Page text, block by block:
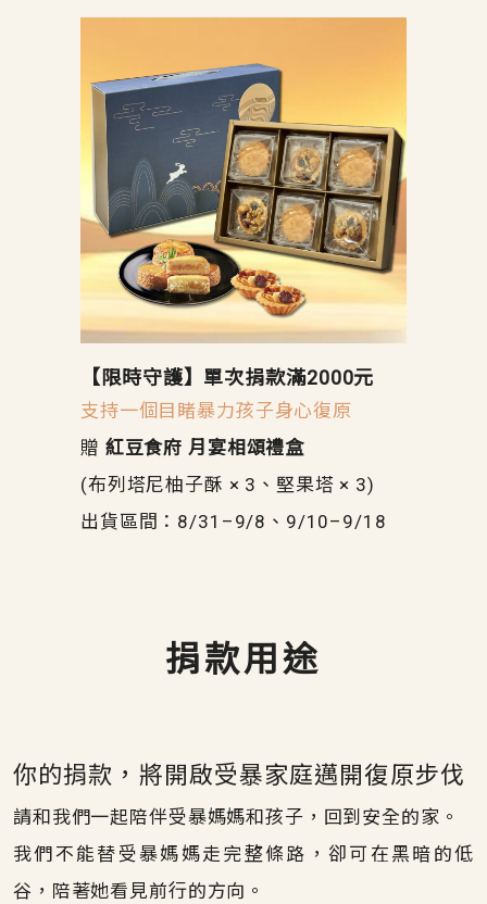
【限時守護】單次捐款滿2000元
支持一個目睹暴力孩子身心復原
贈 紅豆食府 月宴相頌禮盒
(布列塔尼柚子酥 × 3、堅果塔 × 3)
出貨區間：8/31–9/8、9/10–9/18
捐款用途
你的捐款，將開啟受暴家庭邁開復原步伐
請和我們一起陪伴受暴媽媽和孩子，回到安全的家。
我們不能替受暴媽媽走完整條路，卻可在黑暗的低
谷，陪著她看見前行的方向。